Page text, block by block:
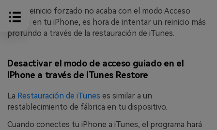
Si un reinicio forzado no acaba con el modo Acceso
guiado en tu iPhone, es hora de intentar un reinicio más
profundo a través de la restauración de iTunes.
Desactivar el modo de acceso guiado en el
iPhone a través de iTunes Restore
La Restauración de iTunes es similar a un
restablecimiento de fábrica en tu dispositivo.
Cuando conectes tu iPhone a iTunes, el programa hará